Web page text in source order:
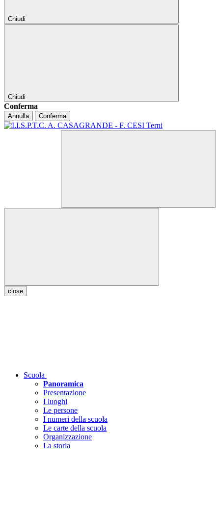
Chiudi
Chiudi
Conferma
Annulla Conferma
close
Scuola
Panoramica
Presentazione
I luoghi
Le persone
I numeri della scuola
Le carte della scuola
Organizzazione
La storia